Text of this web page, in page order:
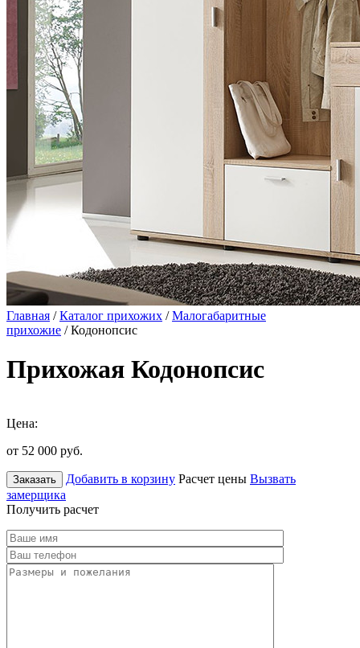
Главная /Каталог прихожих /Малогабаритные
прихожие / Кодонопсис
Прихожая Кодонопсис
Цена:
от 52 000 руб.
Заказать Добавить в корзину Расчет цены Вызвать
замерщика
Получить расчет